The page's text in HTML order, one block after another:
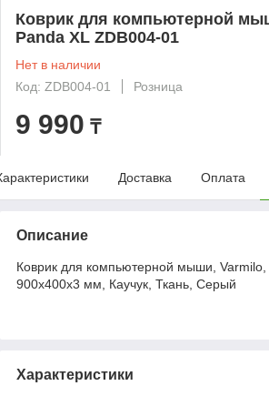
Коврик для компьютерной
Panda XL ZDB004-01
Нет в наличии
Код: ZDB004-01
Розница
9 990 ₸
Доставка Оплата
Описание
Коврик для компьютерной мыши, Varmilo,
900х400х3 мм, Каучук, Ткань, Серый
Характеристики